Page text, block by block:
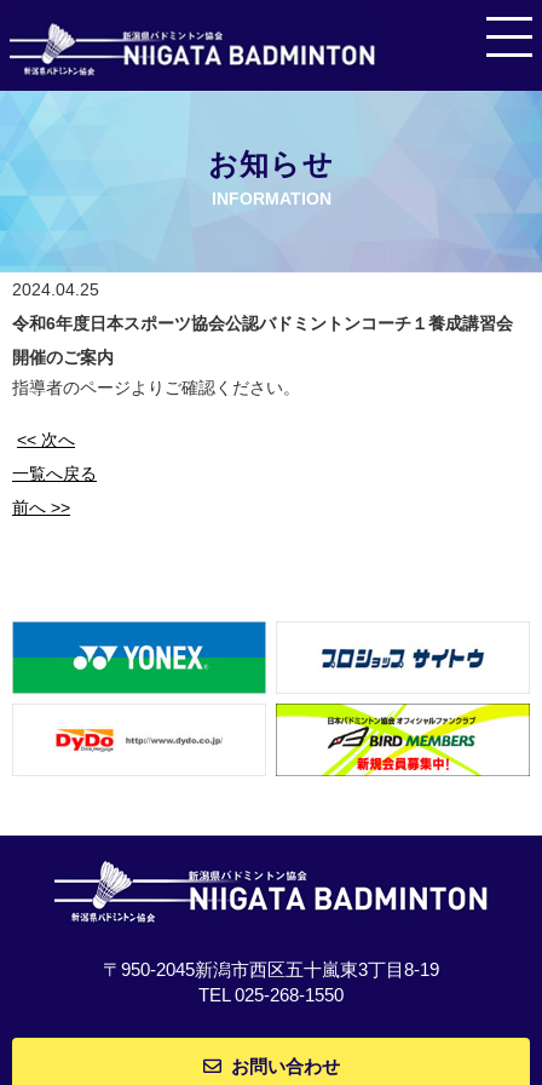
お知らせ
INFORMATION
2024.04.25
令和6年度日本スポーツ協会公認バドミントンコーチ１養成講習会
開催のご案内
指導者のページよりご確認ください。
<< 次へ
一覧へ戻る
前へ >>
〒950-2045新潟市西区五十嵐東3丁目8-19
TEL 025-268-1550
お問い合わせ